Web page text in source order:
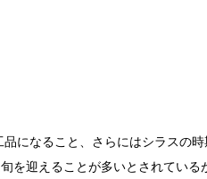
になること、さらにはシラスの
を迎えることが多いとされてい